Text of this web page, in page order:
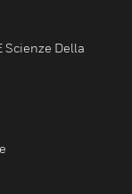
Scienze Della